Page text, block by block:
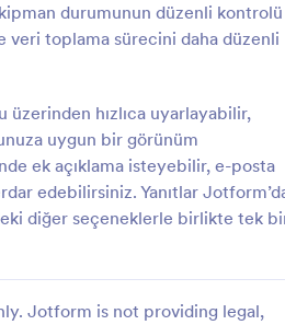
durumunun düzenli kontrolü
veri toplama sürecini daha düzenli
hızlıca uyarlayabilir,
uygun bir görünüm
ek açıklama isteyebilir, e-posta
edebilirsiniz. Yanıtlar
diğer seçeneklerle birlikte tek
Jotform is not providing legal,
hareketlerini ve sorumluluk
merkezde toplayın, ekiplerin
kullanım ve iade süreçlerini
üzerinden düzenli şekilde takip
sağlayın.
Go to Category:
Varlık Takip Formları
Şablon Kullan